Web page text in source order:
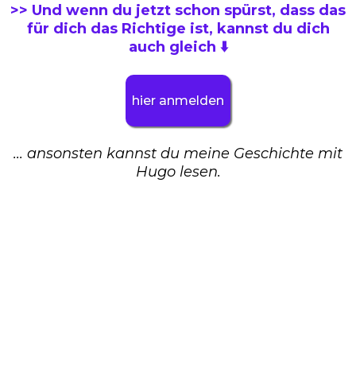
>> Und wenn du jetzt schon spürst, dass das
für dich das Richtige ist, kannst du dich
auch gleich ⬇️
hier anmelden
... ansonsten kannst du meine Geschichte mit
Hugo lesen.